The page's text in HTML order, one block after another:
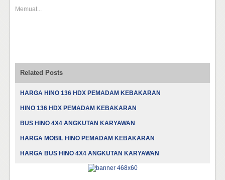
yang
Memuat...
Related Posts
HARGA HINO 136 HDX PEMADAM KEBAKARAN
HINO 136 HDX PEMADAM KEBAKARAN
BUS HINO 4X4 ANGKUTAN KARYAWAN
HARGA MOBIL HINO PEMADAM KEBAKARAN
HARGA BUS HINO 4X4 ANGKUTAN KARYAWAN